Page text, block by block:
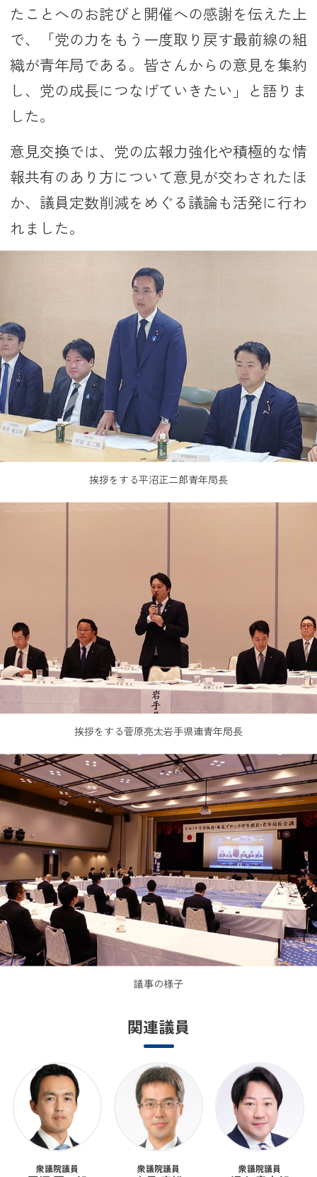
たことへのお詫びと開催への感謝を伝えた上
で、「党の力をもう一度取り戻す最前線の組
織が青年局である。皆さんからの意見を集約
し、党の成長につなげていきたい」と語りま
した。
意見交換では、党の広報力強化や積極的な情
報共有のあり方について意見が交わされたほ
か、議員定数削減をめぐる議論も活発に行わ
れました。
挨拶をする平沼正二郎青年局長
挨拶をする菅原亮太岩手県連青年局長
議事の様子
関連議員
衆議院議員 衆議院議員 衆議院議員